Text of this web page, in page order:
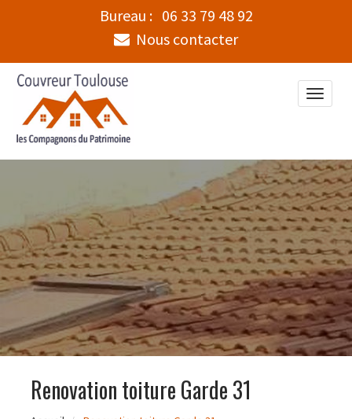
Bureau : 06 33 79 48 92
Nous contacter
Toggle
Renovation toiture Garde 31